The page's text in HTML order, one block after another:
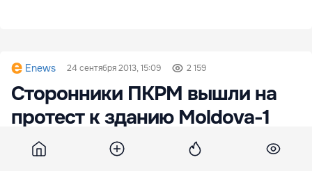
Enews 24 сентября 2013, 15:09 2 159
Сторонники ПКРМ вышли на
протест к зданию Moldova-1
Члены и сторонники Партии коммунистов